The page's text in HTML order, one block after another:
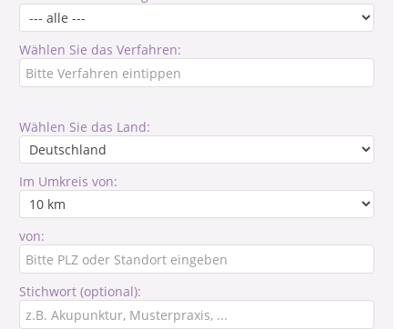
Wählen Sie das Verfahren:
Wählen Sie das Land:
Im Umkreis von:
von:
Stichwort (optional):